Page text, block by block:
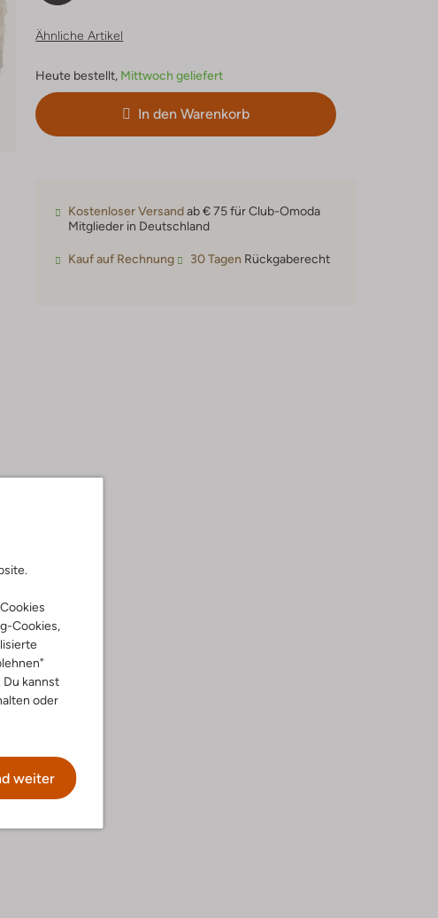
Cookies,
kannst
oder
weiter
Ähnliche Artikel
Heute bestellt, Mittwoch geliefert
In den Warenkorb
Kostenloser Versandab € 75 für Club-Omoda
Mitglieder in Deutschland
Kauf auf Rechnung 30 Tagen Rückgaberecht